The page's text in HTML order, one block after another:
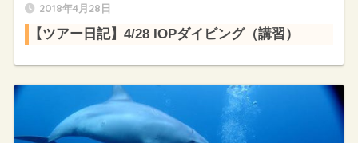
2018年4月28日
【ツアー日記】4/28 IOPダイビング（講習）